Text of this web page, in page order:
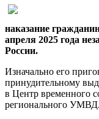
наказание
апреля 2025 года
России.
Изначально его
принудительному
в Центр временного
регионального УМВД.